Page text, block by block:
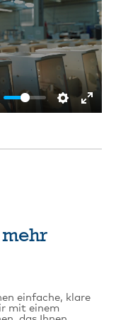
einfache, klare
mit einem